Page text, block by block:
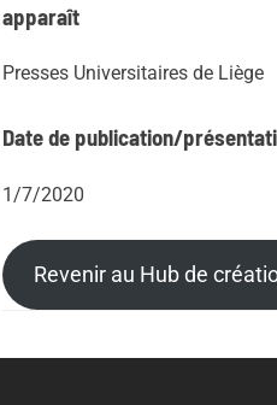
apparaît
Presses Universitaires de Liège
Date de publication/
1/7/2020
Revenir au Hub de
Posts